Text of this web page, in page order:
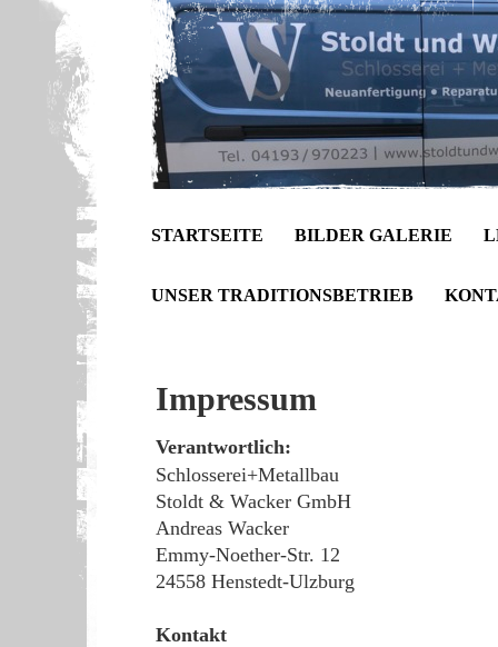
STARTSEITE BILDER GALERIE
UNSER TRADITIONSBETRIEB
Impressum
Verantwortlich:
Schlosserei+Metallbau
Stoldt & Wacker GmbH
Andreas Wacker
Emmy-Noether-Str. 12
24558 Henstedt-Ulzburg
Kontakt